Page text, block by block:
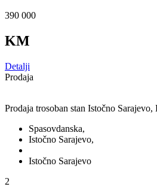
390 000
KM
Detalji
Prodaja
Prodaja trosoban stan Istočno Sarajevo,
Spasovdanska,
Istočno Sarajevo,
Istočno Sarajevo
2